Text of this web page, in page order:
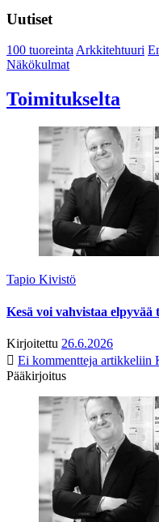
Uutiset
100 tuoreintaArkkitehtuuri
Näkökulmat
Toimitukselta
Tapio Kivistö
Kesä voi vahvistaa elpyvää
Kirjoitettu 26.6.2026
Ei kommentteja artikkeliin
Pääkirjoitus